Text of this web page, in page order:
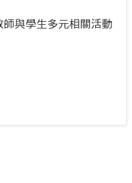
與學生多元相關活動